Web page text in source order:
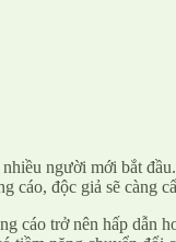
người mới bắt
cáo, độc giả sẽ càng
cáo trở nên hấp dẫn